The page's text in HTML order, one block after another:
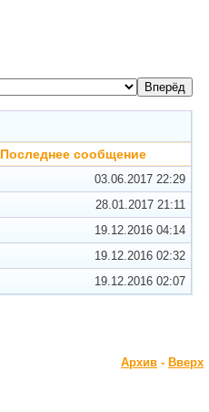
Последнее сообщение
03.06.2017 22:29
28.01.2017 21:11
19.12.2016 04:14
19.12.2016 02:32
19.12.2016 02:07
Архив - Вверх